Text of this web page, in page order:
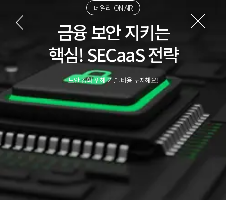
데일리 ON AIR
금융 보안 지키는
핵심! SECaaS 전략
보안 강화 위해 기술∙비용 투자해요!